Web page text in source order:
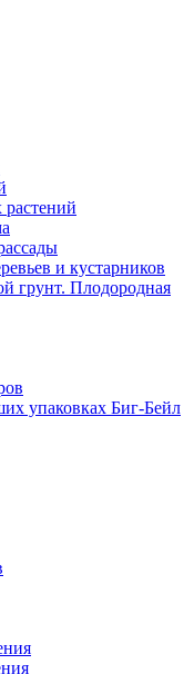
и кустарников
грунт. Плодородная
упаковках Биг-Бейл